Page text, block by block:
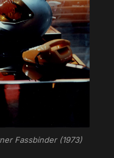
Fassbinder (1973)